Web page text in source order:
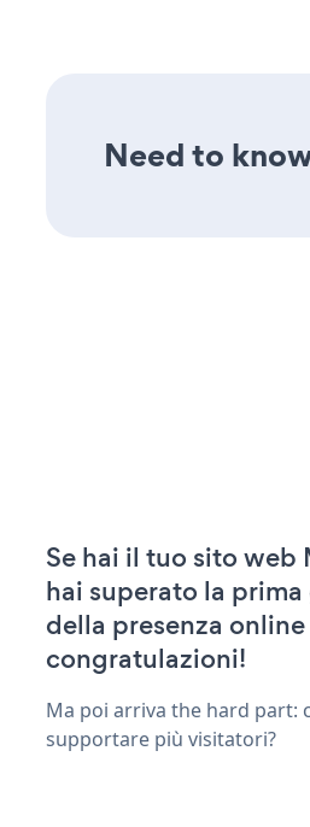
Need to
Se hai il tuo sito
hai superato la
della presenza
congratulazioni!
Ma poi arriva the hard part:
supportare più visitatori?